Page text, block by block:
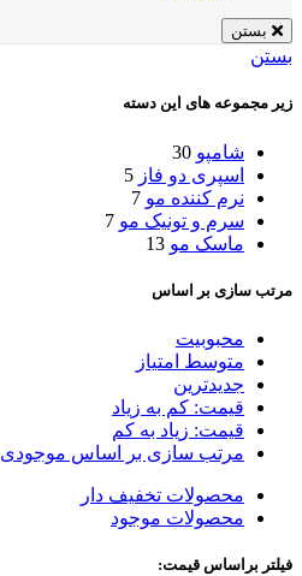
بستن
بستن
زیر مجموعه های این دسته
شامپو 30
اسپری دو فاز 5
نرم کننده مو 7
سرم و تونیک مو 7
ماسک مو 13
مرتب سازی بر اساس
محبوبیت
متوسط امتیاز
جدیدترین
قیمت: کم به زیاد
قیمت: زیاد به کم
مرتب سازی بر اساس موجودی
محصولات تخفیف دار
محصولات موجود
فیلتر براساس قیمت: